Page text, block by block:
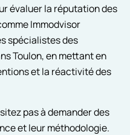
évaluer la réputation des
Immodvisor
spécialistes des
Toulon, en mettant en
et la réactivité des
pas à demander des
et leur méthodologie.